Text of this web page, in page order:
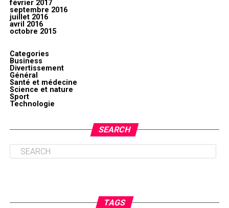
février 2017
septembre 2016
juillet 2016
avril 2016
octobre 2015
Categories
Business
Divertissement
Général
Santé et médecine
Science et nature
Sport
Technologie
SEARCH
TAGS